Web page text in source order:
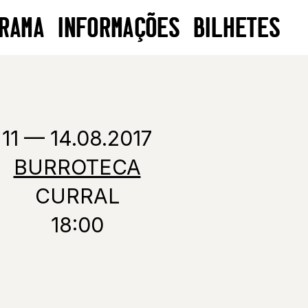
INFORMAÇÕES BILHETES
11 — 14.08.2017
BURROTECA
CURRAL
18:00